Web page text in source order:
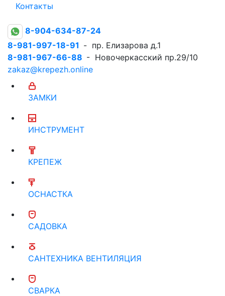
Контакты
8-904-634-87-24
8-981-997-18-91 - пр. Елизарова д.1
8-981-967-66-88 - Новочеркасский пр.29/10
zakaz@krepezh.online
ЗАМКИ
ИНСТРУМЕНТ
КРЕПЕЖ
ОСНАСТКА
САДОВКА
САНТЕХНИКА ВЕНТИЛЯЦИЯ
СВАРКА